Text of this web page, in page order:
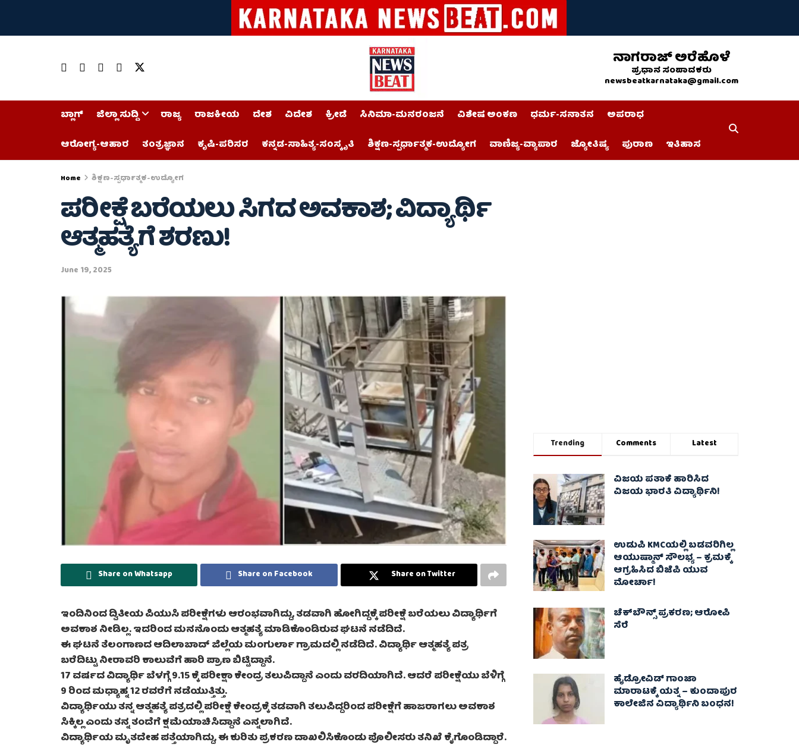
ನಾಗರಾಜ್ ಅರೆಹೊಳೆ
ಪ್ರಧಾನ ಸಂಪಾದಕರು
newsbeatkarnataka@gmail.com
ಬ್ಲಾಗ್ ಜಿಲ್ಲಾ ಸುದ್ದಿ ರಾಜ್ಯ ರಾಜಕೀಯ ದೇಶ ವಿದೇಶ ಕ್ರೀಡೆ ಸಿನಿಮಾ-ಮನರಂಜನೆ ವಿಶೇಷ ಅಂಕಣ ಧರ್ಮ-ಸನಾತನ
ಅಪರಾಧ
ಆರೋಗ್ಯ-ಆಹಾರ
ತಂತ್ರಜ್ಞಾನ ಕೃಷಿ-ಪರಿಸರ ಕನ್ನಡ-ಸಾಹಿತ್ಯ-ಸಂಸ್ಕೃತಿ ಶಿಕ್ಷಣ-ಸ್ಪರ್ಧಾತ್ಮಕ-ಉದ್ಯೋಗ ವಾಣಿಜ್ಯ-ವ್ಯಾಪಾರ ಜ್ಯೋತಿಷ್ಯ ಪುರಾಣ ಇತಿಹಾಸ
Home ಶಿಕ್ಷಣ-ಸ್ಪರ್ಧಾತ್ಮಕ-ಉದ್ಯೋಗ
ಪರೀಕ್ಷೆ ಬರೆಯಲು ಸಿಗದ ಅವಕಾಶ; ವಿದ್ಯಾರ್ಥಿ
ಆತ್ಮಹತ್ಯೆಗೆ ಶರಣು!
June 19, 2025
Share on Whatsapp Share on Facebook Share on Twitter
ಇಂದಿನಿಂದ ದ್ವಿತೀಯ ಪಿಯುಸಿ ಪರೀಕ್ಷೆಗಳು ಆರಂಭವಾಗಿದ್ದು, ತಡವಾಗಿ ಹೋಗಿದ್ದಕ್ಕೆ ಪರೀಕ್ಷೆ ಬರೆಯಲು ವಿದ್ಯಾರ್ಥಿಗೆ
ಅವಕಾಶ ನೀಡಿಲ್ಲ. ಇದರಿಂದ ಮನನೊಂದು ಆತ್ಮಹತ್ಯೆ ಮಾಡಿಕೊಂಡಿರುವ ಘಟನೆ ನಡೆದಿದೆ.
ಈ ಘಟನೆ ತೆಲಂಗಾಣದ ಆದಿಲಾಬಾದ್ ಜಿಲ್ಲೆಯ ಮಂಗುರ್ಲಾ ಗ್ರಾಮದಲ್ಲಿ ನಡೆದಿದೆ. ವಿದ್ಯಾರ್ಥಿ ಆತ್ಮಹತ್ಯೆ ಪತ್ರ
ಬರೆದಿಟ್ಟು ನೀರಾವರಿ ಕಾಲುವೆಗೆ ಹಾರಿ ಪ್ರಾಣ ಬಿಟ್ಟಿದ್ದಾನೆ.
17 ವರ್ಷದ ವಿದ್ಯಾರ್ಥಿ ಬೆಳಗ್ಗೆ 9.15 ಕ್ಕೆ ಪರೀಕ್ಷಾ ಕೇಂದ್ರ ತಲುಪಿದ್ದಾನೆ ಎಂದು ವರದಿಯಾಗಿದೆ. ಆದರೆ ಪರೀಕ್ಷೆಯು ಬೆಳಿಗ್ಗೆ
9 ರಿಂದ ಮಧ್ಯಾಹ್ನ 12 ರವರೆಗೆ ನಡೆಯುತ್ತಿತ್ತು.
ವಿದ್ಯಾರ್ಥಿಯು ತನ್ನ ಆತ್ಮಹತ್ಯೆ ಪತ್ರದಲ್ಲಿ ಪರೀಕ್ಷೆ ಕೇಂದ್ರಕ್ಕೆ ತಡವಾಗಿ ತಲುಪಿದ್ದರಿಂದ ಪರೀಕ್ಷೆಗೆ ಹಾಜರಾಗಲು ಅವಕಾಶ
ಸಿಕ್ಕಿಲ್ಲ ಎಂದು ತನ್ನ ತಂದೆಗೆ ಕ್ಷಮೆಯಾಚಿಸಿದ್ದಾನೆ ಎನ್ನಲಾಗಿದೆ.
ವಿದ್ಯಾರ್ಥಿಯ ಮೃತದೇಹ ಪತ್ತೆಯಾಗಿದ್ದು, ಈ ಕುರಿತು ಪ್ರಕರಣ ದಾಖಲಿಸಿಕೊಂಡು ಪೊಲೀಸರು ತನಿಖೆ ಕೈಗೊಂಡಿದ್ದಾರೆ.
Trending Comments Latest
ವಿಜಯ ಪತಾಕೆ ಹಾರಿಸಿದ
ವಿಜಯ ಭಾರತಿ ವಿದ್ಯಾರ್ಥಿನಿ!
ಉಡುಪಿ KMCಯಲ್ಲಿ ಬಡವರಿಗಿಲ್ಲ
ಆಯುಷ್ಮಾನ್ ಸೌಲಭ್ಯ – ಕ್ರಮಕ್ಕೆ
ಆಗ್ರಹಿಸಿದ ಬಿಜೆಪಿ ಯುವ
ಮೋರ್ಚಾ!
ಚೆಕ್​ಬೌನ್ಸ್​ ಪ್ರಕರಣ; ಆರೋಪಿ
ಸೆರೆ
ಹೈಡ್ರೋವಿಡ್ ಗಾಂಜಾ
ಮಾರಾಟಕ್ಕೆ ಯತ್ನ – ಕುಂದಾಪುರ
ಕಾಲೇಜಿನ ವಿದ್ಯಾರ್ಥಿನಿ ಬಂಧನ!